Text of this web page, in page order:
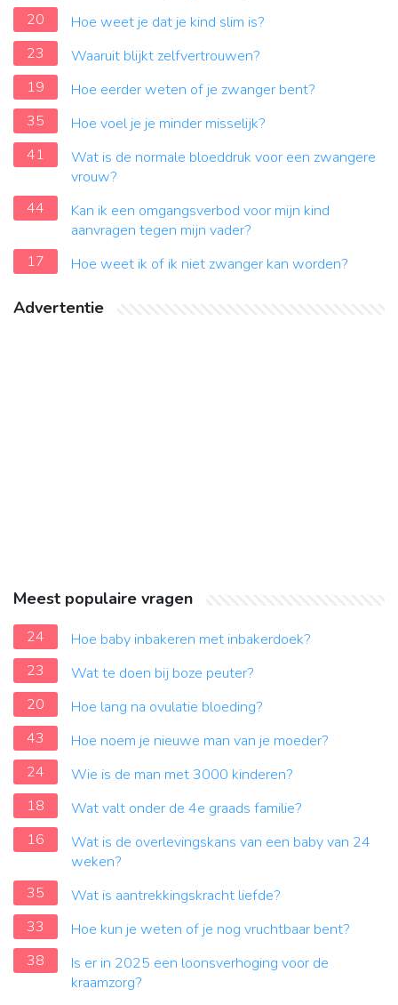
20
Hoe weet je dat je kind slim is?
23
Waaruit blijkt zelfvertrouwen?
19
Hoe eerder weten of je zwanger bent?
35
Hoe voel je je minder misselijk?
41
Wat is de normale bloeddruk voor een zwangere
vrouw?
44
Kan ik een omgangsverbod voor mijn kind
aanvragen tegen mijn vader?
17
Hoe weet ik of ik niet zwanger kan worden?
Advertentie
Meest populaire vragen
24
Hoe baby inbakeren met inbakerdoek?
23
Wat te doen bij boze peuter?
20
Hoe lang na ovulatie bloeding?
43
Hoe noem je nieuwe man van je moeder?
24
Wie is de man met 3000 kinderen?
18
Wat valt onder de 4e graads familie?
16
Wat is de overlevingskans van een baby van 24
weken?
35
Wat is aantrekkingskracht liefde?
33
Hoe kun je weten of je nog vruchtbaar bent?
38
Is er in 2025 een loonsverhoging voor de
kraamzorg?